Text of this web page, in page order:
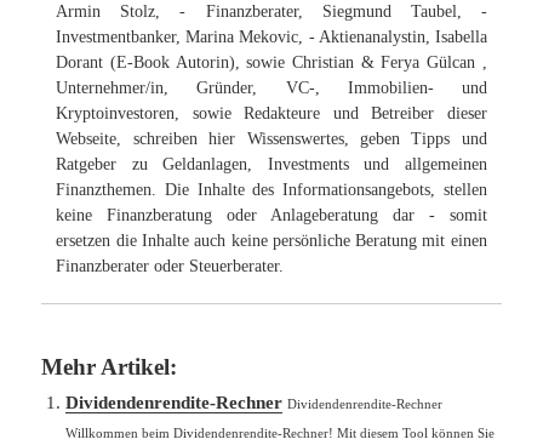
Armin Stolz, - Finanzberater, Siegmund Taubel, -
Investmentbanker, Marina Mekovic, - Aktienanalystin, Isabella
Dorant (E-Book Autorin), sowie Christian & Ferya Gülcan ,
Unternehmer/in, Gründer, VC-, Immobilien- und
Kryptoinvestoren, sowie Redakteure und Betreiber dieser
Webseite, schreiben hier Wissenswertes, geben Tipps und
Ratgeber zu Geldanlagen, Investments und allgemeinen
Finanzthemen. Die Inhalte des Informationsangebots, stellen
keine Finanzberatung oder Anlageberatung dar - somit
ersetzen die Inhalte auch keine persönliche Beratung mit einen
Finanzberater oder Steuerberater.
Mehr Artikel:
Dividendenrendite-Rechner Dividendenrendite-Rechner
Willkommen beim Dividendenrendite-Rechner! Mit diesem Tool können Sie